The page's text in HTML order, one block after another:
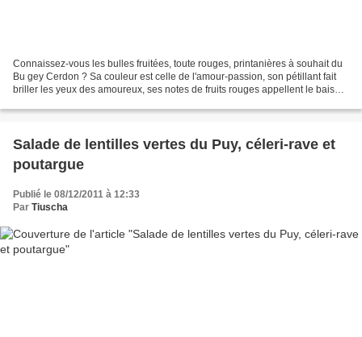
Connaissez-vous les bulles fruitées, toute rouges, printanières à souhait du
Bu gey Cerdon ? Sa couleur est celle de l'amour-passion, son pétillant fait
briller les yeux des amoureux, ses notes de fruits rouges appellent le baiser
Salade de lentilles vertes du Puy, céleri-rave et
poutargue
Publié le 08/12/2011 à 12:33
Par Tiuscha